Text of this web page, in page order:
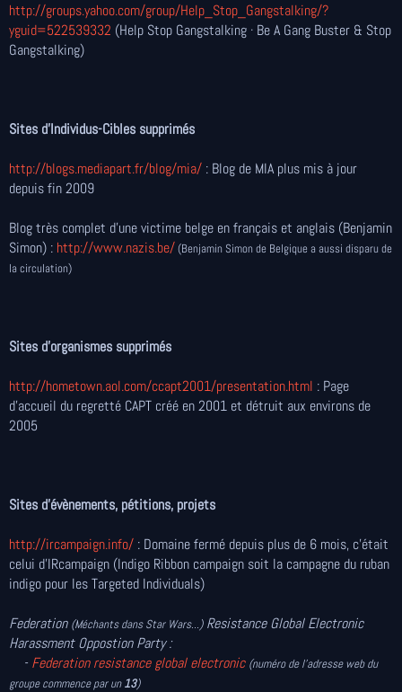
http://groups.yahoo.com/group/Help_Stop_Gangstalking/?
yguid=522539332 (Help Stop Gangstalking · Be A Gang Buster & Stop
Gangstalking)
Sites d'Individus-Cibles supprimés
http://blogs.mediapart.fr/blog/mia/ : Blog de MIA plus mis à jour
depuis fin 2009
Blog très complet d'une victime belge en français et anglais (Benjamin
Simon) : http://www.nazis.be/(Benjamin Simon de Belgique a aussi disparu de
la circulation)
Sites d'organismes supprimés
http://hometown.aol.com/ccapt2001/presentation.html : Page
d'accueil du regretté CAPT créé en 2001 et détruit aux environs de
2005
Sites d'évènements, pétitions, projets
http://ircampaign.info/ : Domaine fermé depuis plus de 6 mois, c'était
celui d'IRcampaign (Indigo Ribbon campaign soit la campagne du ruban
indigo pour les Targeted Individuals)
Federation (Méchants dans Star Wars...)Resistance Global Electronic
Harassment Oppostion Party :
- Federation resistance global electronic (numéro de l'adresse web du
groupe commence par un13)